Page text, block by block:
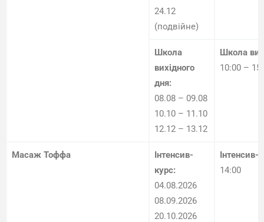
24.12
(подвійне)
Школа
вихідного
дня:
08.08 – 09.08
10.10 – 11.10
12.12 – 13.12
Школа
10:00 –
Масаж Тоффа
Інтенсив-
курс:
04.08.2026
08.09.2026
20.10.2026
Інтенсив-
14:00